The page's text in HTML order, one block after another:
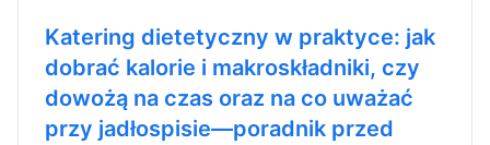
Katering dietetyczny w praktyce: jak
dobrać kalorie i makroskładniki, czy
dowożą na czas oraz na co uważać
przy jadłospisie—poradnik przed